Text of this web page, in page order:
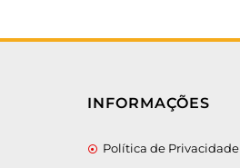
INFORMAÇÕES
Política de Privacidade